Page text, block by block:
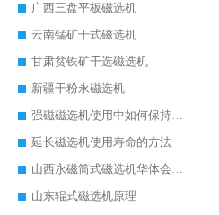
广西三盘平板磁选机
云南锰矿干式磁选机
甘肃贫铁矿干选磁选机
新疆干粉永磁选机
强磁磁选机使用中如何保持其顺畅运行
延长磁选机使用寿命的方法
山西永磁筒式磁选机华体会手机网页版-华体会(中国)
山东辊式磁选机原理